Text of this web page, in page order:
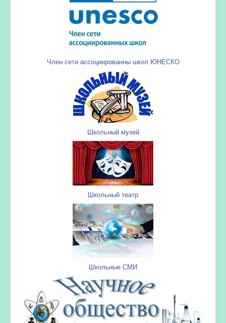
Член сети ассоциированны школ ЮНЕСКО
Школьный музей
Школьный театр
Школьные СМИ